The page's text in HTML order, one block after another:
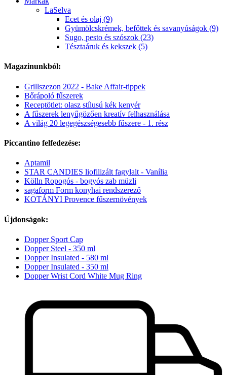
LaSelva
Ecet és olaj (9)
Gyümölcskrémek, befőttek és savanyúságok (9)
Sugo, pesto és szószok (23)
Tésztaáruk és kekszek (5)
Magazinunkból:
Grillszezon 2022 - Bake Affair-tippek
Bőrápoló fűszerek
Receptötlet: olasz stílusú kék kenyér
A fűszerek lenyűgözően kreatív felhasználása
A világ 20 legegészségesebb fűszere - 1. rész
Piccantino felfedezése:
Aptamil
STAR CANDIES liofilizált fagylalt - Vanília
Kölln Ropogós - bogyós zab müzli
sagaform Form konyhai rendszerező
KOTÁNYI Provence fűszernövények
Újdonságok:
Dopper Sport Cap
Dopper Steel - 350 ml
Dopper Insulated - 580 ml
Dopper Insulated - 350 ml
Dopper Wrist Cord White Mug Ring